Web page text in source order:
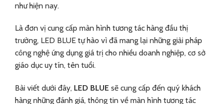
như hiện nay.
Là đơn vị cung cấp màn hình tương tác hàng đầu thị
trường, LED BLUE tự hào vì đã mang lại những giải pháp
công nghệ ứng dụng giá trị cho nhiều doanh nghiệp, cơ sở
giáo dục uy tín, tên tuổi.
Bài viết dưới đây, LED BLUE sẽ cung cấp đến quý khách
hàng những đánh giá, thông tin về màn hình tương tác